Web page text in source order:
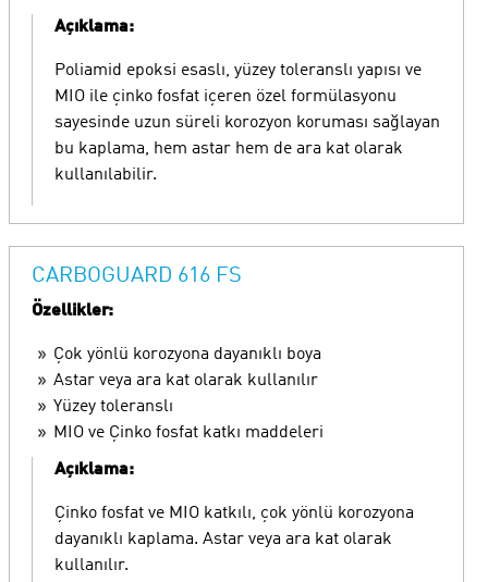
Açıklama:
Poliamid epoksi esaslı, yüzey toleranslı yapısı ve
MIO ile çinko fosfat içeren özel formülasyonu
sayesinde uzun süreli korozyon koruması sağlayan
bu kaplama, hem astar hem de ara kat olarak
kullanılabilir.
CARBOGUARD 616 FS
Özellikler:
Çok yönlü korozyona dayanıklı boya
Astar veya ara kat olarak kullanılır
Yüzey toleranslı
MIO ve Çinko fosfat katkı maddeleri
Açıklama:
Çinko fosfat ve MIO katkılı, çok yönlü korozyona
dayanıklı kaplama. Astar veya ara kat olarak
kullanılır.